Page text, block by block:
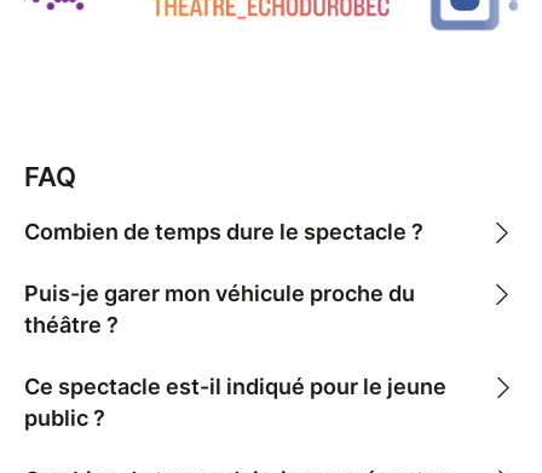
FAQ
Combien de temps dure le spectacle ?
Puis-je garer mon véhicule proche du
théâtre ?
Ce spectacle est-il indiqué pour le jeune
public ?